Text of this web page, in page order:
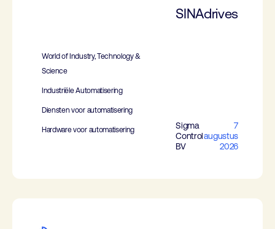
SINAdrives
World of Industry, Technology &
Science
Industriële Automatisering
Diensten voor automatisering
Hardware voor automatisering
Sigma
Control
BV
7
augustus
2026